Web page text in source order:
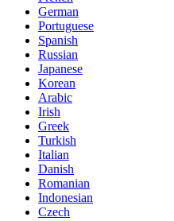
German
Portuguese
Spanish
Russian
Japanese
Korean
Arabic
Irish
Greek
Turkish
Italian
Danish
Romanian
Indonesian
Czech